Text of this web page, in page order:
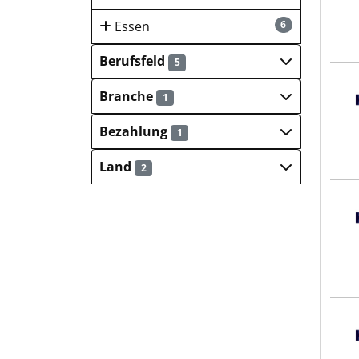
6
Essen
Berufsfeld
5
Branche 1
Bezahlung 1
Land 2